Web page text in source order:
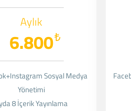
Aylık
₺
6.800
Sosyal Medya
Yönetimi
8 İçerik Yayınlama